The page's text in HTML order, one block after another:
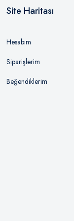
Site Haritası
Hesabım
Siparişlerim
Beğendiklerim